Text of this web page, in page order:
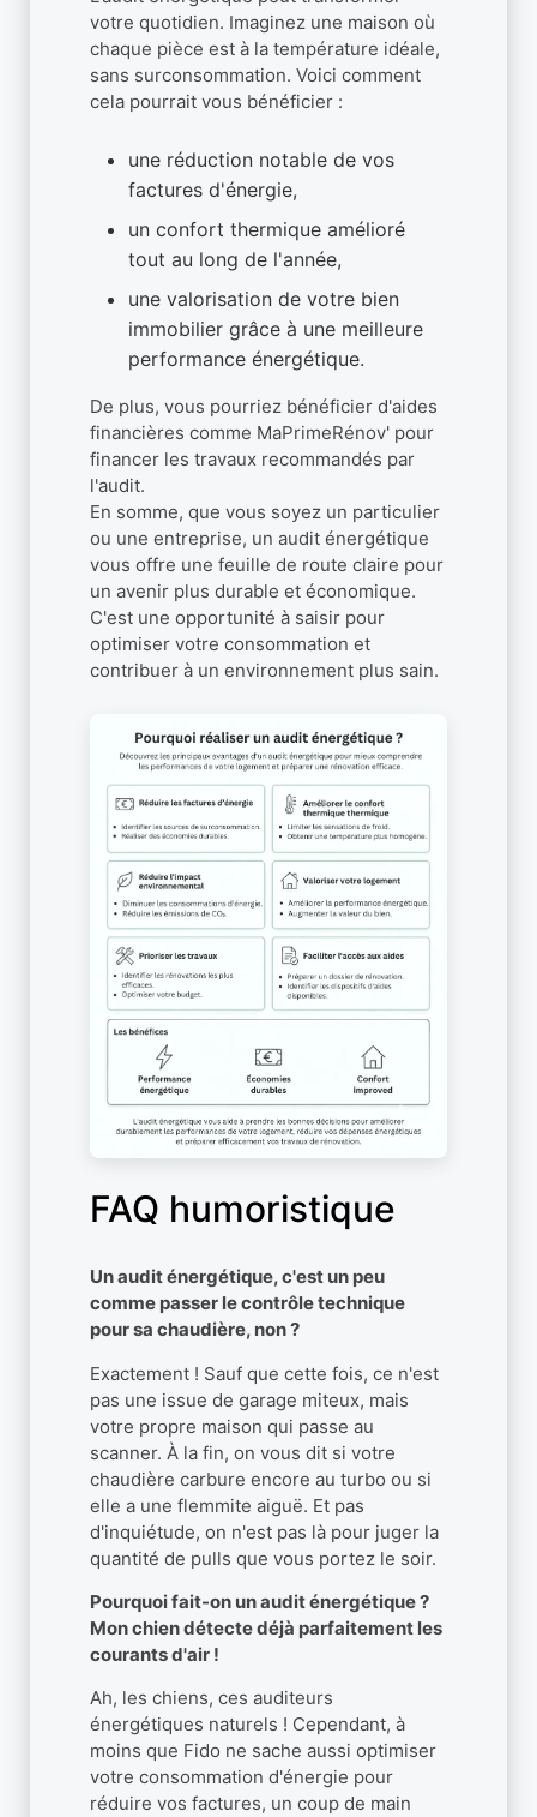
votre quotidien. Imaginez une maison où
chaque pièce est à la température idéale,
sans surconsommation. Voici comment
cela pourrait vous bénéficier :
une réduction notable de vos
factures d'énergie,
un confort thermique amélioré
tout au long de l'année,
une valorisation de votre bien
immobilier grâce à une meilleure
performance énergétique.
De plus, vous pourriez bénéficier d'aides
financières comme MaPrimeRénov' pour
financer les travaux recommandés par
l'audit.
En somme, que vous soyez un particulier
ou une entreprise, un audit énergétique
vous offre une feuille de route claire pour
un avenir plus durable et économique.
C'est une opportunité à saisir pour
optimiser votre consommation et
contribuer à un environnement plus sain.
FAQ humoristique
Un audit énergétique, c'est un peu
comme passer le contrôle technique
pour sa chaudière, non ?
Exactement ! Sauf que cette fois, ce n'est
pas une issue de garage miteux, mais
votre propre maison qui passe au
scanner. À la fin, on vous dit si votre
chaudière carbure encore au turbo ou si
elle a une flemmite aiguë. Et pas
d'inquiétude, on n'est pas là pour juger la
quantité de pulls que vous portez le soir.
Pourquoi fait-on un audit énergétique ?
Mon chien détecte déjà parfaitement les
courants d'air !
Ah, les chiens, ces auditeurs
énergétiques naturels ! Cependant, à
moins que Fido ne sache aussi optimiser
votre consommation d'énergie pour
réduire vos factures, un coup de main